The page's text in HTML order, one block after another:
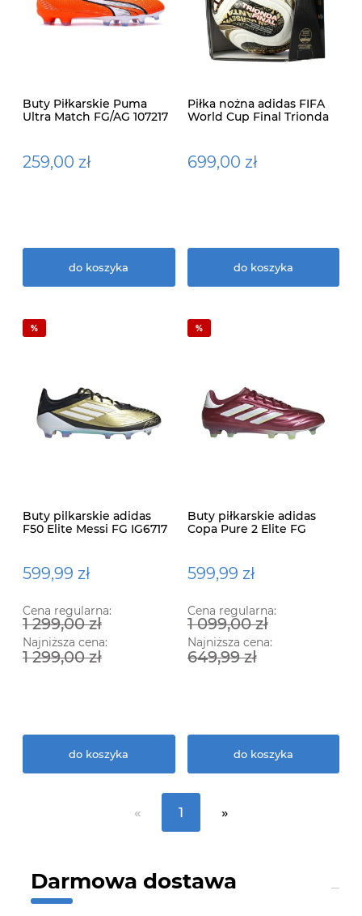
Buty Piłkarskie Puma
Ultra Match FG/AG 107217
259,00 zł
do koszyka
Piłka nożna adidas FIFA
World Cup Final Trionda
699,00 zł
do koszyka
Buty pilkarskie adidas
F50 Elite Messi FG IG6717
599,99 zł
Cena regularna:
1 299,00 zł
Najniższa cena:
1 299,00 zł
do koszyka
Buty piłkarskie adidas
Copa Pure 2 Elite FG
599,99 zł
Cena regularna:
1 099,00 zł
Najniższa cena:
649,99 zł
do koszyka
« 1 »
Darmowa dostawa